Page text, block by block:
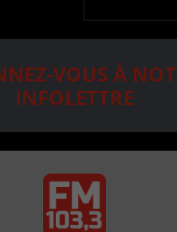
VOUS À
INFOLETTRE